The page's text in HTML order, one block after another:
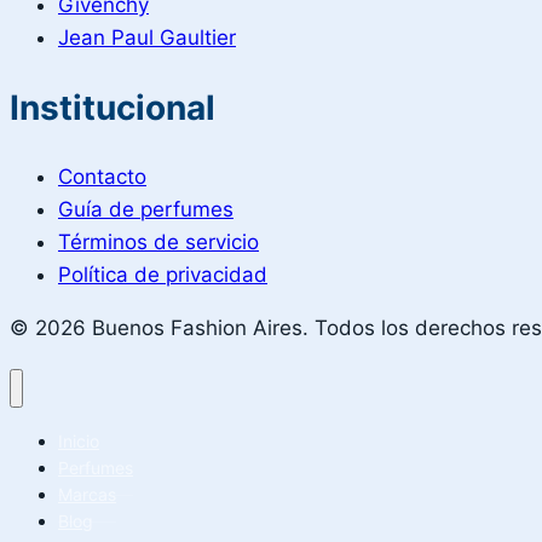
Jean Paul Gaultier
Institucional
Contacto
Guía de perfumes
Términos de servicio
Política de privacidad
© 2026 Buenos Fashion Aires. Todos los derechos